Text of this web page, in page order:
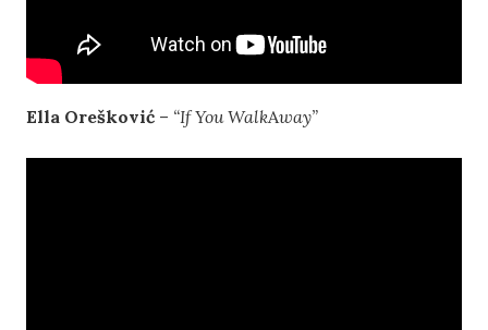
Ella Orešković – “If You WalkAway”